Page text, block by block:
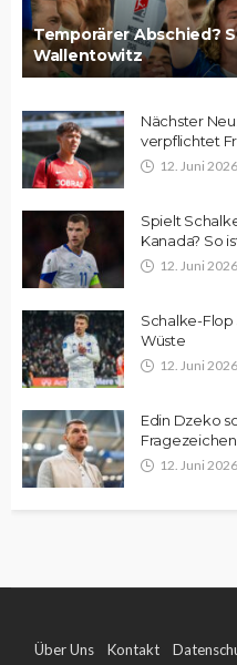
Temporärer Abschied?
Wallentowitz
Nächster
verpflichtet
12. Juni 2026
Spielt
Kanada? So
12. Juni 2026
Schalke-Flop
Wüste
12. Juni 2026
Edin Dzeko
Fragezeichen
12. Juni 2026
Über Uns Kontakt